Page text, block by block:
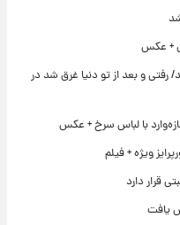
از تو دنیا غرق شد در
سرخ + عکس